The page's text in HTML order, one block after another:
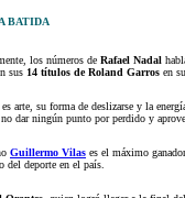
BATIDA
los números de Rafael Nadal
sus 14 títulos de Roland Garros en
arte, su forma de deslizarse y la
dar ningún punto por perdido y
Guillermo Vilas es el máximo
del deporte en el país.